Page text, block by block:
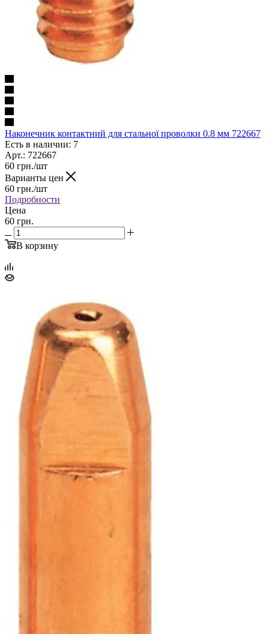
Наконечник контактний для стальної проволки 0.8 мм 722667
Есть в наличии: 7
Арт.: 722667
60 грн./шт
Варианты цен
60 грн./шт
Подробности
Цена
60 грн.
В корзину